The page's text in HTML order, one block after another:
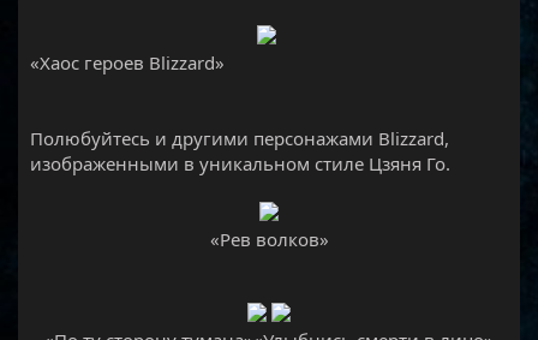
«Хаос героев Blizzard»
Полюбуйтесь и другими персонажами Blizzard,
изображенными в уникальном стиле Цзяня Го.
«Рев волков»​